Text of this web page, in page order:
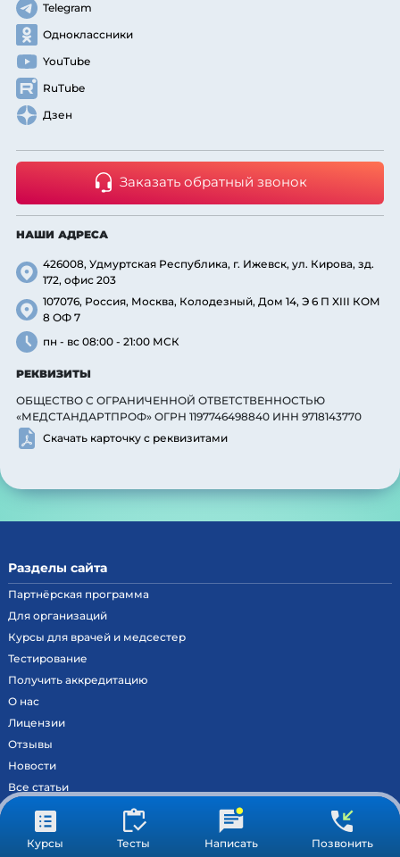
Курсы Тесты Написать Позвонить
Telegram
Одноклассники
YouTube
RuTube
Дзен
Заказать обратный звонок
НАШИ АДРЕСА
426008, Удмуртская Республика, г. Ижевск, ул. Кирова, зд.
172, офис 203
107076, Россия, Москва, Колодезный, Дом 14, Э 6 П XIII КОМ
8 ОФ 7
пн - вс 08:00 - 21:00 МСК
РЕКВИЗИТЫ
ОБЩЕСТВО С ОГРАНИЧЕННОЙ ОТВЕТСТВЕННОСТЬЮ
«МЕДСТАНДАРТПРОФ» ОГРН 1197746498840 ИНН 9718143770
Скачать карточку с реквизитами
Разделы сайта
Партнёрская программа
Для организаций
Курсы для врачей и медсестер
Тестирование
Получить аккредитацию
О нас
Лицензии
Отзывы
Новости
Все статьи
Контакты
Вход на образовательный портал
Сведения